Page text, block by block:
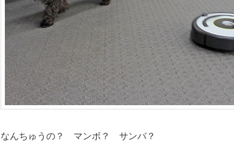
なんちゅうの？ マンボ？ サンバ？